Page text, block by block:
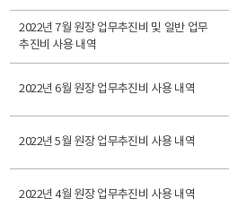
2022년 7월 원장 업무추진비 및 일반 업무
추진비 사용 내역
2022년 6월 원장 업무추진비 사용 내역
2022년 5월 원장 업무추진비 사용 내역
2022년 4월 원장 업무추진비 사용 내역